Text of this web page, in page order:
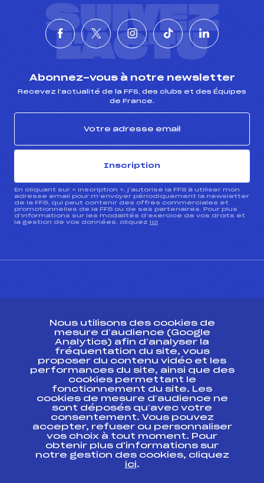
SUIVEZ
L'ACTU
Abonnez-vous à notre newsletter
Recevez l’actualité de la FFS, des clubs et des Équipes
de France.
Inscription
En cliquant sur « inscription », j’autorise la FFS à utiliser mon
adresse email pour m’envoyer périodiquement la newsletter
de la FFS, qui peut contenir des offres commerciales et
promotionnelles de la FFS ou de ses partenaires. Pour plus
d’informations sur les modalités d’exercice de vos droits et
la gestion de vos données, cliquez ici
Ressources
Pass’Neige
Projet sportif fédéral
Projet de performance fédéral
Antidopage
Pôle Développement, Formation, Suivi
Scientifique
Listes ministérielles
Pôle vie de l’athlète
Enseignement professionnel
Nous utilisons des cookies de
mesure d’audience (Google
Analytics) afin d’analyser la
fréquentation du site, vous
proposer du contenu vidéo et les
performances du site, ainsi que des
cookies permettant le
fonctionnement du site. Les
cookies de mesure d’audience ne
sont déposés qu’avec votre
consentement. Vous pouvez
accepter, refuser ou personnaliser
vos choix à tout moment. Pour
obtenir plus d'informations sur
notre gestion des cookies, cliquez
ici.